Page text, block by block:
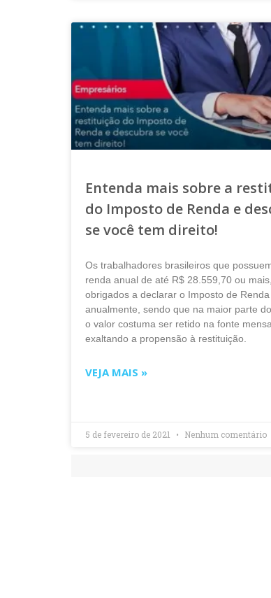
Entenda mais sobre a
do Imposto de Renda e
se você tem direito!
Os trabalhadores brasileiros que
renda anual de até R$ 28.559,70 ou
obrigados a declarar o Imposto de
anualmente, sendo que na maior parte
o valor costuma ser retido na fonte
exaltando a propensão à restituição.
VEJA MAIS »
5 de fevereiro de 2021 Nenhum comentário